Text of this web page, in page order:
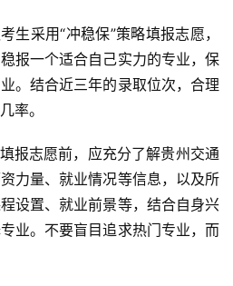
生采用“冲稳保”策略填报志愿，
报一个适合自己实力的专业，保
。结合近三年的录取位次，合理
率。
报志愿前，应充分了解贵州交通
力量、就业情况等信息，以及所
设置、就业前景等，结合自身兴
业。不要盲目追求热门专业，而